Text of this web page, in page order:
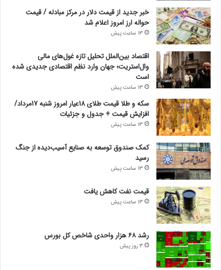
خبر جدید از قیمت دلار در مرکز مبادله / قیمت
حواله ارز امروز اعلام شد
13 ساعت پیش
اقتصاد بین‌الملل تحلیل تازه غول‌های مالی
وال‌استریت؛ جهان وارد نظم اقتصادی جدیدی شده
است
13 ساعت پیش
سکه و طلا قیمت طلای 18عیار امروز شنبه 17مرداد/
افزایش قیمت + جدول و جزئیات
13 ساعت پیش
کمک صندوق توسعه به صنایع آسیب‌دیده از جنگ
رسید
13 ساعت پیش
قیمت نفت کاهش یافت
13 ساعت پیش
رشد ۶۸ هزار واحدی شاخص کل بورس
3 روز پیش